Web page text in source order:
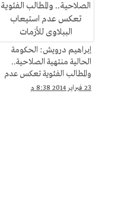
إبراهيم درويش: الحكومة
الحالية منتهية الصلاحية..
والمطالب الفئوية تعكس عدم
استيعاب الببلاوى للأزمات
23 فبراير 2014 8:38 م